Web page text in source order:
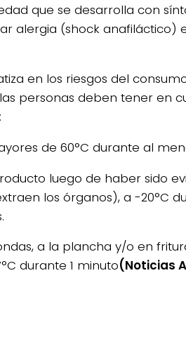
que se desarrolla con
alergia (shock anafiláctico)
en los riesgos del
personas deben tener en
de 60°C durante al
luego de haber sido
los órganos), a -20°C
a la plancha y/o en
durante 1 minuto(Noticias